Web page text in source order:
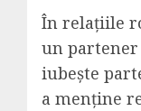
În relațiile
un
iubește
a menține